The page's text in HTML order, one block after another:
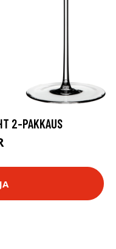
2-PAKKAUS